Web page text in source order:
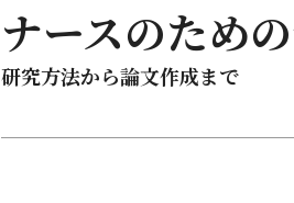
ナースのため
研究方法から論文作成まで